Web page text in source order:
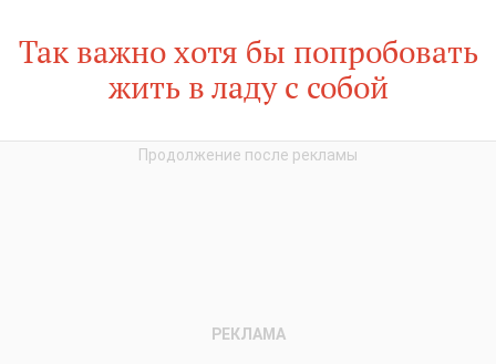
Так важно хотя бы попробовать
жить в ладу с собой